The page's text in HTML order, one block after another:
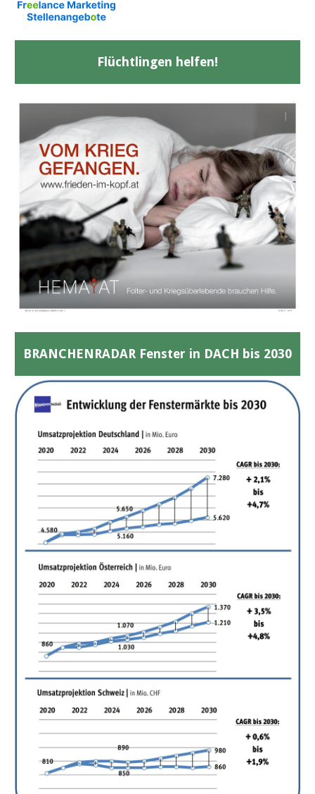
Flüchtlingen helfen!
BRANCHENRADAR Fenster in DACH bis 2030